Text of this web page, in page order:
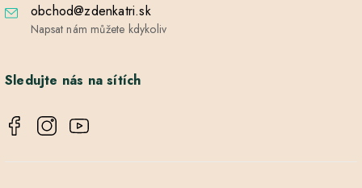
obchod@zdenkatri.sk
Napsat nám můžete kdykoliv
Sledujte nás na sítích